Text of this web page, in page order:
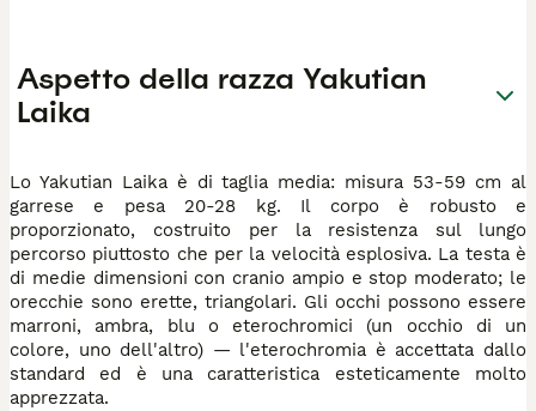
Aspetto della razza Yakutian
Laika
Lo Yakutian Laika è di taglia media: misura 53-59 cm al
garrese e pesa 20-28 kg. Il corpo è robusto e
proporzionato, costruito per la resistenza sul lungo
percorso piuttosto che per la velocità esplosiva. La testa è
di medie dimensioni con cranio ampio e stop moderato; le
orecchie sono erette, triangolari. Gli occhi possono essere
marroni, ambra, blu o eterochromici (un occhio di un
colore, uno dell'altro) — l'eterochromia è accettata dallo
standard ed è una caratteristica esteticamente molto
apprezzata.